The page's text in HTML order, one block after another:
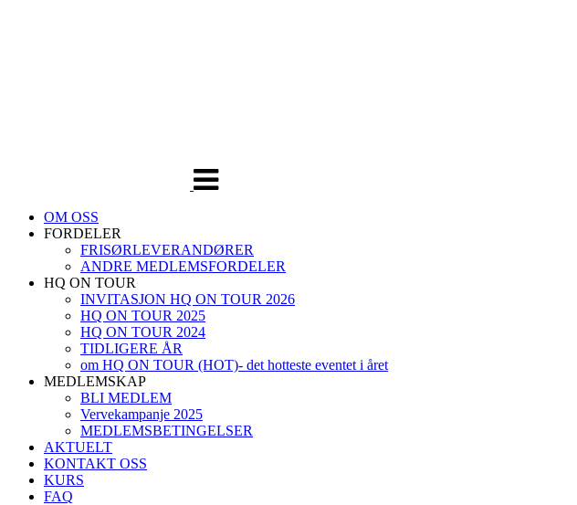
OM OSS
FORDELER
FRISØRLEVERANDØRER
ANDRE MEDLEMSFORDELER
HQ ON TOUR
INVITASJON HQ ON TOUR 2026
HQ ON TOUR 2025
HQ ON TOUR 2024
TIDLIGERE ÅR
om HQ ON TOUR (HOT)- det hotteste eventet i året
MEDLEMSKAP
BLI MEDLEM
Vervekampanje 2025
MEDLEMSBETINGELSER
AKTUELT
KONTAKT OSS
KURS
FAQ